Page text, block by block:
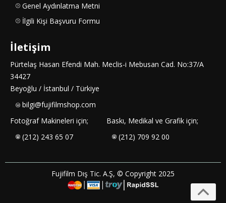
Genel Aydınlatma Metni
İlgili Kişi Başvuru Formu
İletişim
Pürtelaş Hasan Efendi Mah. Meclis-i Mebusan Cad. No:37/A
34427
Beyoğlu / İstanbul / Türkiye
bilgi@fujifilmshop.com
Fotoğraf Makineleri için;
(212) 243 65 07
Baskı, Medikal ve Grafik için;
(212) 709 92 00
Fujifilm Dış Tic. A.Ş, © Copyright 2025